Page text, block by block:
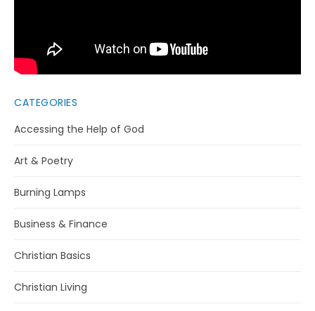
CATEGORIES
Accessing the Help of God
Art & Poetry
Burning Lamps
Business & Finance
Christian Basics
Christian Living